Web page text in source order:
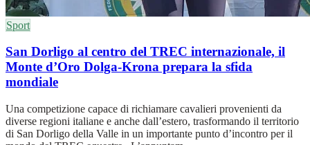
Sport
San Dorligo al centro del TREC internazionale, il
Monte d’Oro Dolga-Krona prepara la sfida
mondiale
Una competizione capace di richiamare cavalieri provenienti da
diverse regioni italiane e anche dall’estero, trasformando il territorio
di San Dorligo della Valle in un importante punto d’incontro per il